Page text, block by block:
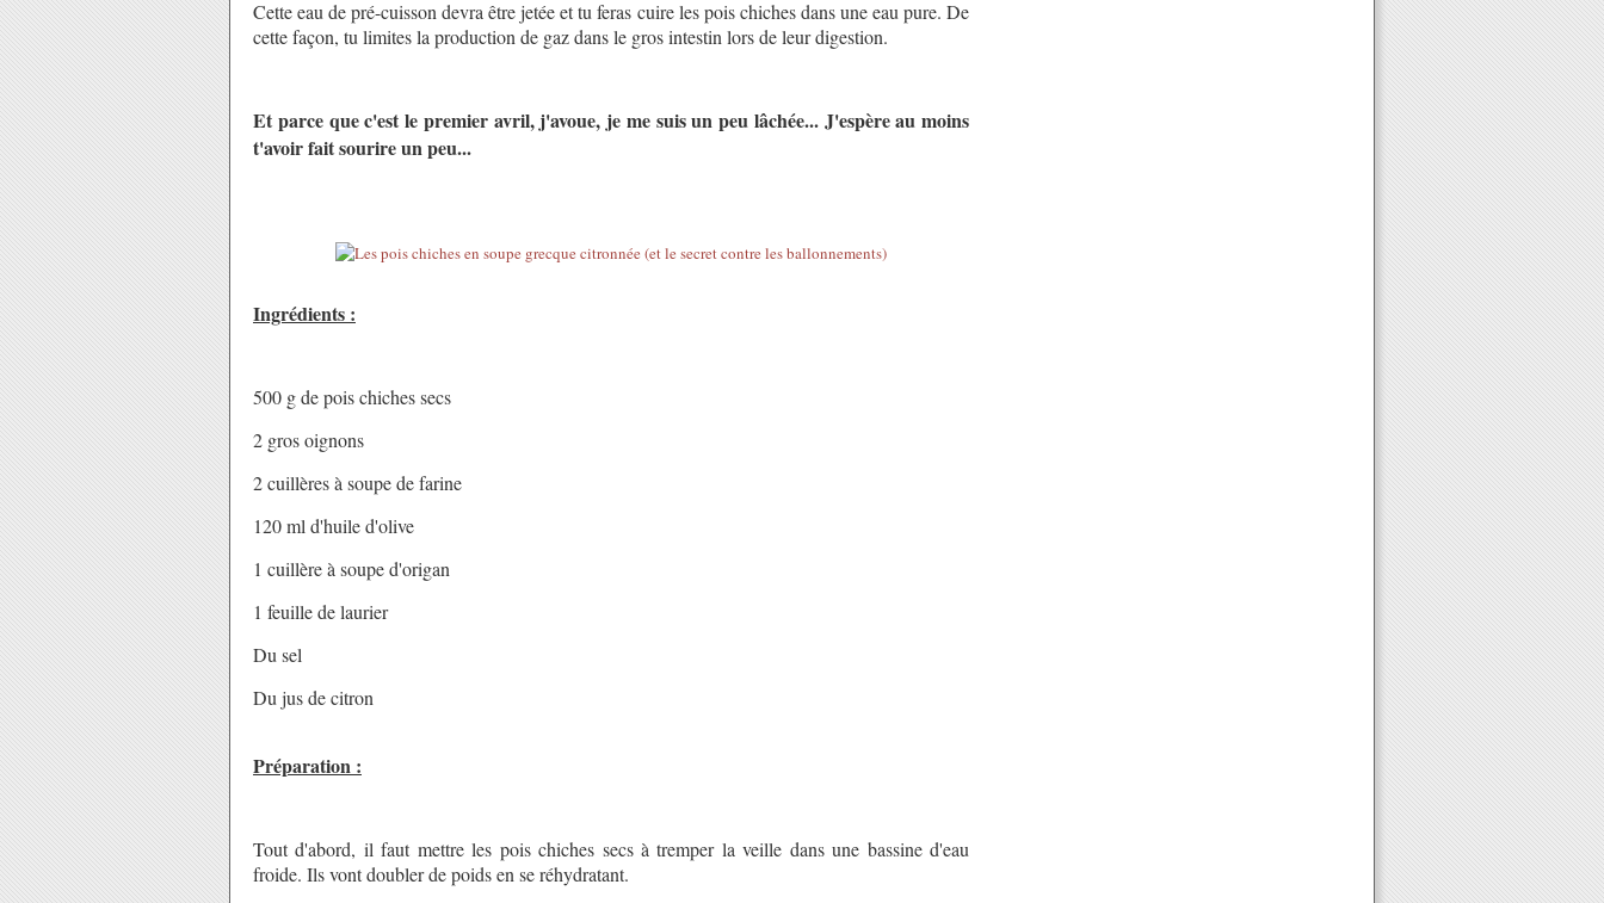
Cette eau de pré-cuisson devra être jetée et tu feras cuire les pois chiches dans une eau pure. De
cette façon, tu limites la production de gaz dans le gros intestin lors de leur digestion.
Et parce que c'est le premier avril, j'avoue, je me suis un peu lâchée... J'espère au moins
t'avoir fait sourire un peu...
Ingrédients :
500 g de pois chiches secs
2 gros oignons
2 cuillères à soupe de farine
120 ml d'huile d'olive
1 cuillère à soupe d'origan
1 feuille de laurier
Du sel
Du jus de citron
Préparation :
Tout d'abord, il faut mettre les pois chiches secs à tremper la veille dans une bassine d'eau
froide. Ils vont doubler de poids en se réhydratant.